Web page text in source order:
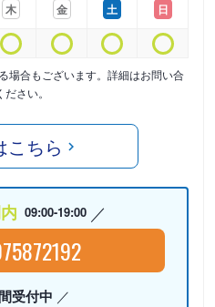
木
金
土
日
場合もございます。詳細はお問い合
さい。
こちら
09:00-19:00
受付中